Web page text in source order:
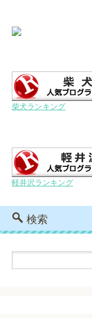
柴犬ランキング
軽井沢ランキング
検索